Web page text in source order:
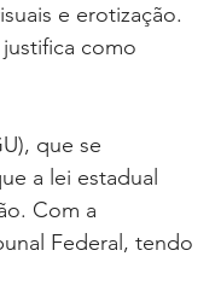
e erotização.
como
que se
a lei estadual
Com a
Federal, tendo